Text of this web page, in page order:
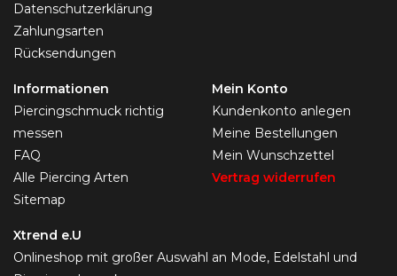
Datenschutzerklärung
Zahlungsarten
Rücksendungen
Informationen
Piercingschmuck richtig
messen
FAQ
Alle Piercing Arten
Sitemap
Mein Konto
Kundenkonto anlegen
Meine Bestellungen
Mein Wunschzettel
Vertrag widerrufen
Xtrend e.U
Onlineshop mit großer Auswahl an Mode, Edelstahl und